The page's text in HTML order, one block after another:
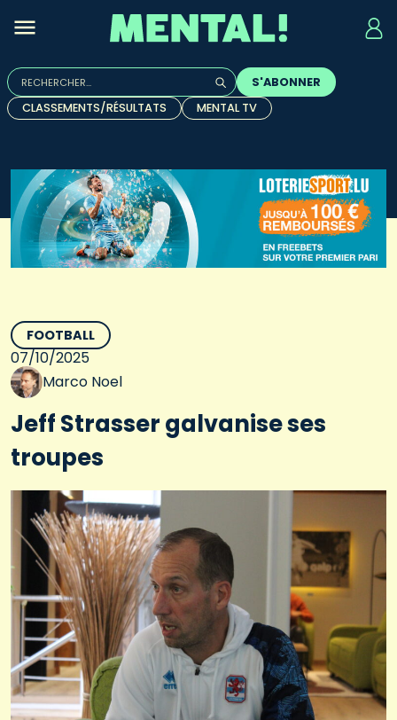
Rechercher :
Quand les résultats de l'auto-complétion sont
S'ABONNER
CLASSEMENTS/RÉSULTATS
MENTAL TV
FOOTBALL
07/10/2025
Marco Noel
Jeff Strasser galvanise ses
troupes